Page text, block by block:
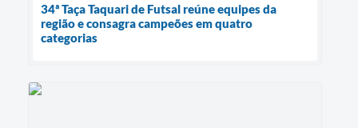
34ª Taça Taquari de Futsal reúne equipes da
região e consagra campeões em quatro
categorias